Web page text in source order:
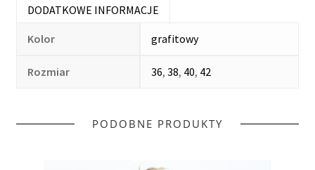
DODATKOWE INFORMACJE
Kolor grafitowy
Rozmiar 36, 38, 40, 42
PODOBNE PRODUKTY